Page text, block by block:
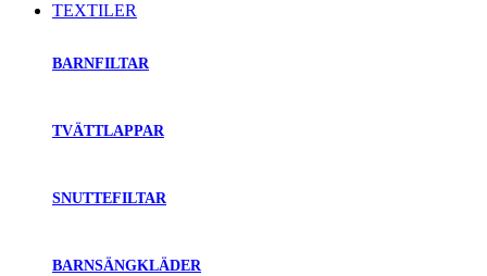
TEXTILER
BARNFILTAR
TVÄTTLAPPAR
SNUTTEFILTAR
BARNSÄNGKLÄDER